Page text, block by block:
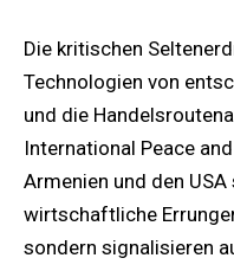
Die kritischen
Technologien von
und die
International Peace
Armenien und den
wirtschaftliche
sondern signalisieren